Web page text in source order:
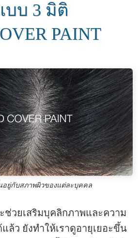
บบ 3 มิติ
PAINT
อยู่กับสภาพผิวของแต่ละบุคคล
ช่วยเสริมบุคลิกภาพและความ
ล้ว ยังทำให้เราดูอายุเยอะขึ้น